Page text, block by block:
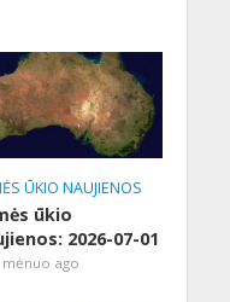
ŪKIO NAUJIENOS
ūkio
2026-07-01
mėnuo ago